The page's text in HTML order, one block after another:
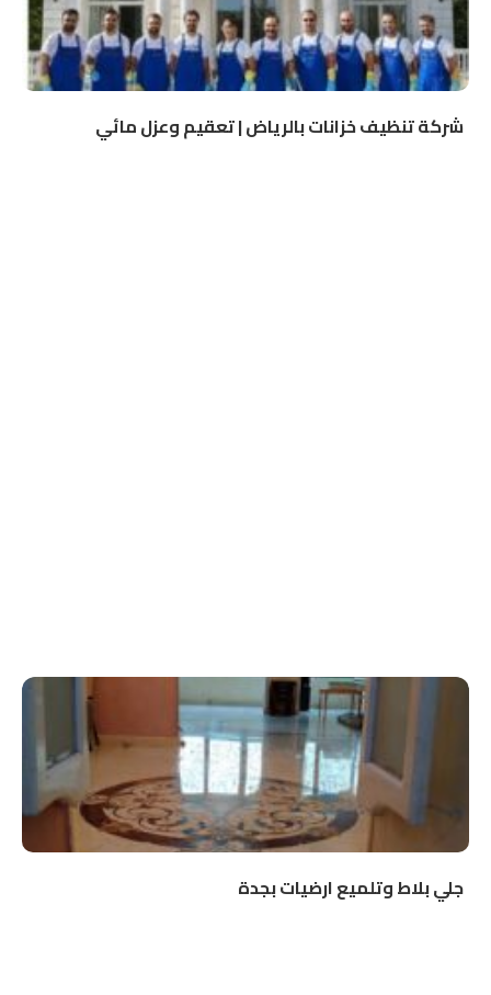
شركة تنظيف خزانات بالرياض | تعقيم وعزل مائي
جلي بلاط وتلميع ارضيات بجدة